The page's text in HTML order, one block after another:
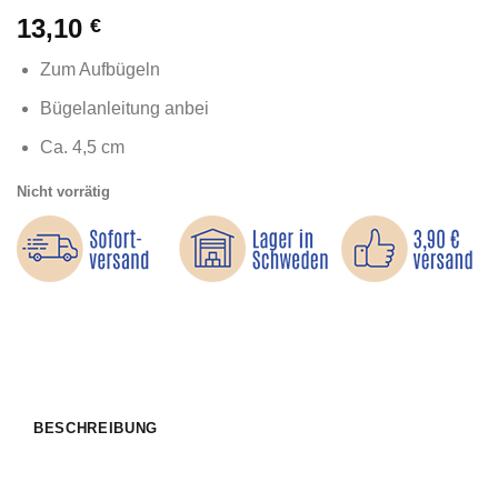
13,10 €
Zum Aufbügeln
Bügelanleitung anbei
Ca. 4,5 cm
Nicht vorrätig
BESCHREIBUNG